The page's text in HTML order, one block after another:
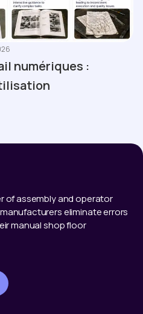
numériques :
of assembly and operator
eliminate errors
manual shop floor